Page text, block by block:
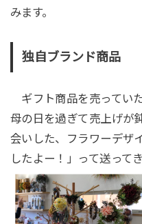
みます。
独自ブランド商品
ギフト商品を売ってい
母の日を過ぎて売上げが
会いした、フラワーデザ
したよー！」って送って